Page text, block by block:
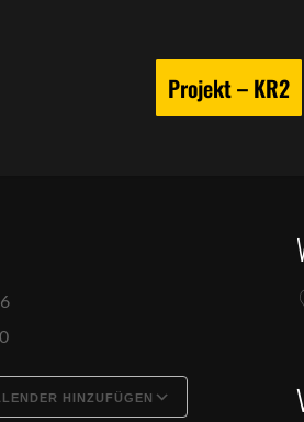
Projekt – KR2
HINZUFÜGEN